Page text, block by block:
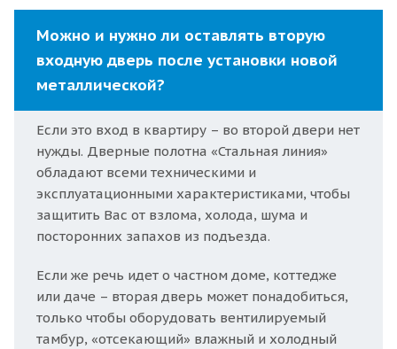
Можно и нужно ли оставлять вторую
входную дверь после установки новой
металлической?
Если это вход в квартиру – во второй двери нет
нужды. Дверные полотна «Стальная линия»
обладают всеми техническими и
эксплуатационными характеристиками, чтобы
защитить Вас от взлома, холода, шума и
посторонних запахов из подъезда.
Если же речь идет о частном доме, коттедже
или даче – вторая дверь может понадобиться,
только чтобы оборудовать вентилируемый
тамбур, «отсекающий» влажный и холодный